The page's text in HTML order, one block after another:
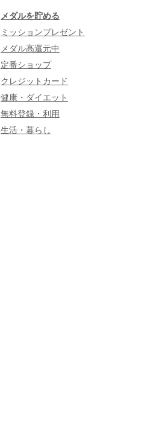
メダルを貯める
ミッションプレゼント
メダル高還元中
定番ショップ
クレジットカード
健康・ダイエット
無料登録・利用
生活・暮らし